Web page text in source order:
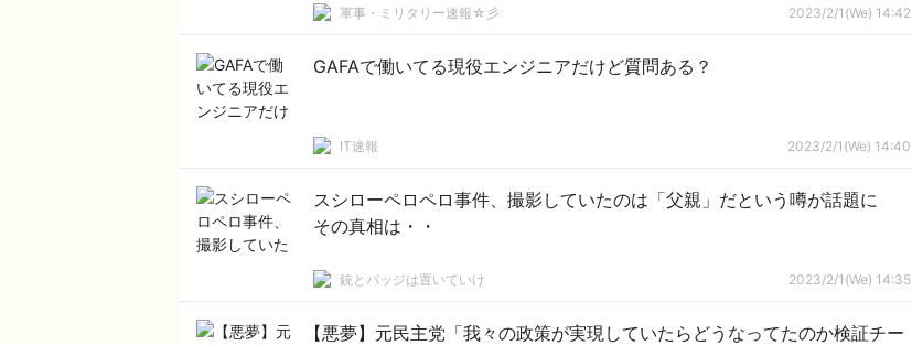
軍事・ミリタリー速報☆彡 2023/2/1(We) 14:42
GAFAで働いてる現役エンジニアだけど質問ある？
IT速報 2023/2/1(We) 14:40
スシローペロペロ事件、撮影していたのは「父親」だという噂が話題に
その真相は・・
銃とバッジは置いていけ 2023/2/1(We) 14:35
【悪夢】元民主党「我々の政策が実現していたらどうなってたのか検証チー